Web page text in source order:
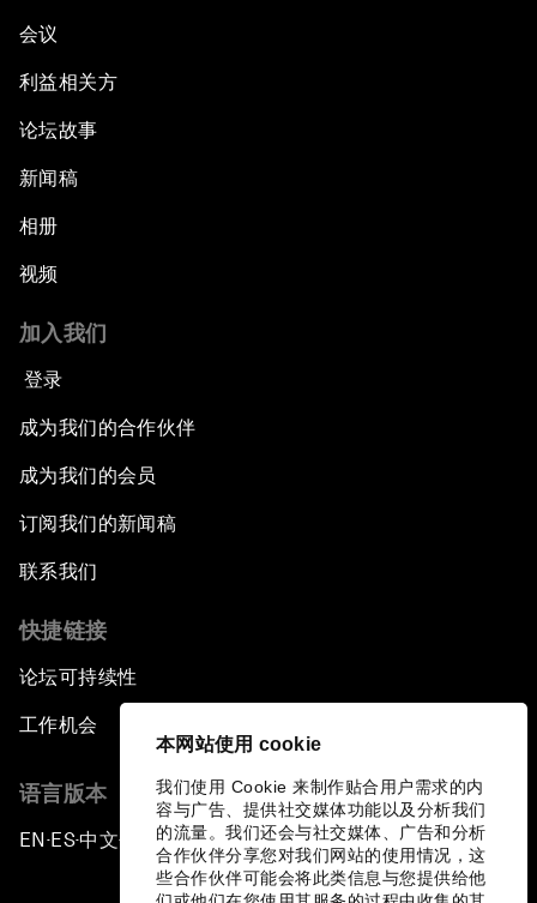
本网站使用 cookie
我们使用 Cookie 来制作贴合用户需求的内
容与广告、提供社交媒体功能以及分析我们
的流量。我们还会与社交媒体、广告和分析
合作伙伴分享您对我们网站的使用情况，这
些合作伙伴可能会将此类信息与您提供给他
会议
利益相关方
论坛故事
新闻稿
相册
视频
加入我们
登录
成为我们的合作伙伴
成为我们的会员
订阅我们的新闻稿
联系我们
快捷链接
论坛可持续性
工作机会
语言版本
EN ▪ ES▪中文▪ 日本語